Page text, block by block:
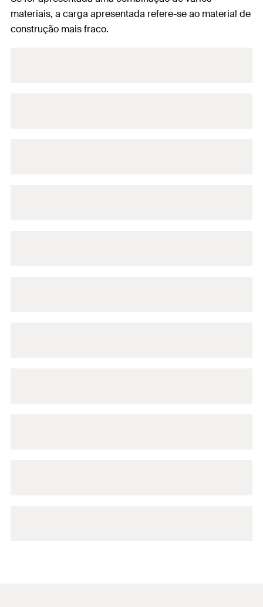
materiais, a carga apresentada refere-se ao material de
construção mais fraco.